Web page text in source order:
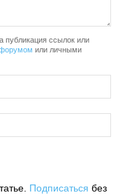
публикация ссылок или
или личными
Подписаться без